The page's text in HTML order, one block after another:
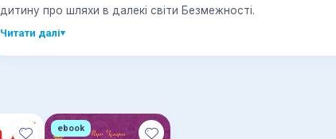
дитину про шляхи в далекі світи Безмежності.
Читати далі▾
ebook